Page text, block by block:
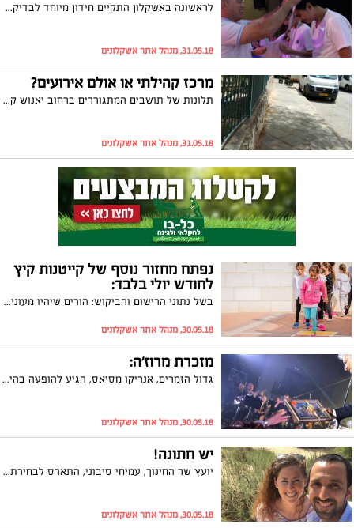
לראשונה באשקלון התקיים חידון מיוחד לבדיקת הידע בהיסטוריית הספורט של ישראל בבית הספר מקיף עירוני א' באשקלון. מנהלת חטיבת הביניים רינת כהן: "הרעיון נבע מהרצון ליצור משהו חדשני בתחום החינוך הגופני"
31.05.18, מנהל אתר אשקלונים
מרכז קהילתי או אולם אירועים?
תלונות של תושבים המתגוררים ברחוב יאנוש קורצ'אק על הקמת רעש ממבנה ציבורי המוקצה לטובת הקהילה האתיופית, יוצר סערה באשקלון. התושבים התעמתו עם יו"ר הקהילה, יניב וובט, וטוענים כי חייהם הפכו לסיוט. בעירייה הגבירו אכיפה וסיורים במקום. וובט בתגובה: "מדובר במעורבות של בעלי אינטרסים צרים שרוצים לפגוע במרקם הייחודי של התושבים"
31.05.18, מנהל אתר אשקלונים
נפתח מחזור נוסף של קייטנות קיץ
לחודש יולי בלבד:
בשל נתוני הרישום והביקוש: הורים שיהיו מעוניינים לרשום את ילדיהם לגני הילדים לחודש יולי בלבד יוכלו לעשות זאת תמורת 1,100 שקלים; החל מילד שני בגני הילדים יינתנו 50 אחוזי הנחה ברישום לקייטנה
30.05.18, מנהל אתר אשקלונים
מזכרת מרוז'ה:
גדול הזמרים, אנריקו מסיאס, הגיע להופעה בהיכל הספורט באשקלון. לרגל חגיגות יום הולדתו ה-80, רוז'ה חטב - האיש הכי צבעוני בעיר, הגיש לו תמונה מהמפגש הקודם בין השניים אי שם בשנות ה-80. מסיאס התרגש נורא והודה על המחווה. האמת, גם אנחנו התרגשנו.
30.05.18, מנהל אתר אשקלונים
יש חתונה!
יועץ שר החינוך, עמיחי סיבוני, התארס לבחירת ליבו, ציונה רימל. לאחר שנים בהן חיכה סיבוני למיוחלת, השבוע הוא הודיע על האירוסין וגרף מאות ברכות ואיחולים. כמובן שגם אנחנו מצטרפים! מזל טוב!
30.05.18, מנהל אתר אשקלונים